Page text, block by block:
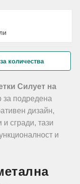
количества
Силует на
за подредена
дизайн,
сгради, тази
и